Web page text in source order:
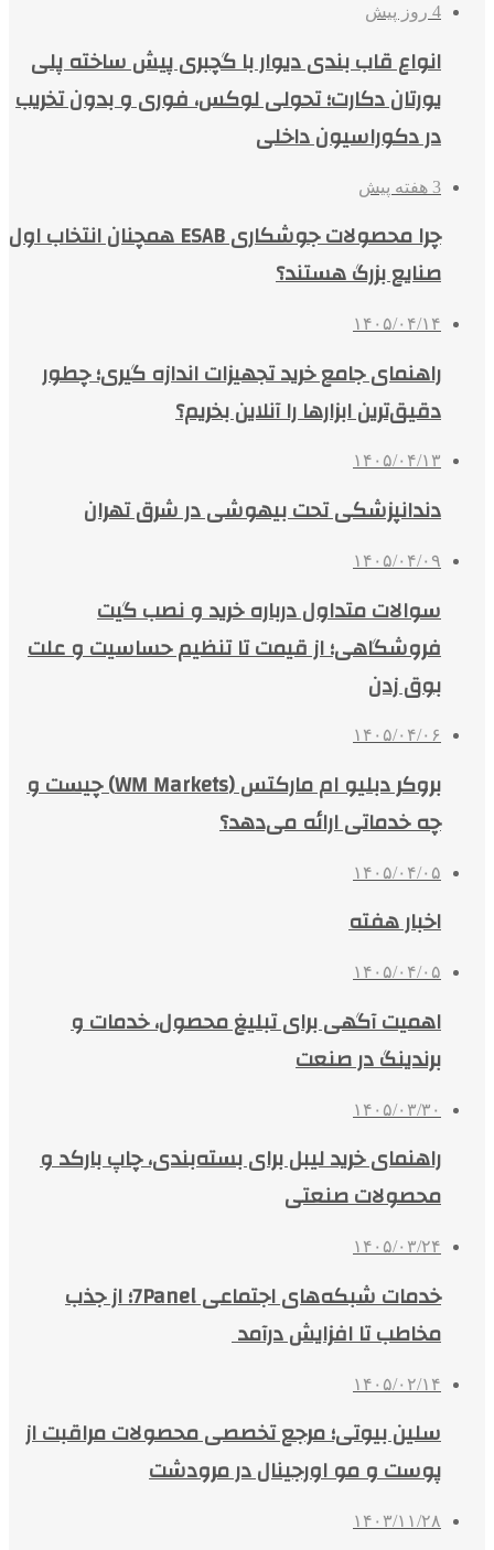
4 روز پیش
انواع قاب بندی دیوار با گچبری پیش ساخته پلی
یورتان دکارت؛ تحولی لوکس، فوری و بدون تخریب
در دکوراسیون داخلی
3 هفته پیش
چرا محصولات جوشکاری ESAB همچنان انتخاب اول
صنایع بزرگ هستند؟
۱۴۰۵/۰۴/۱۴
راهنمای جامع خرید تجهیزات اندازه گیری؛ چطور
دقیق‌ترین ابزارها را آنلاین بخریم؟
۱۴۰۵/۰۴/۱۳
دندانپزشکی تحت بیهوشی در شرق تهران
۱۴۰۵/۰۴/۰۹
سوالات متداول درباره خرید و نصب گیت
فروشگاهی؛ از قیمت تا تنظیم حساسیت و علت
بوق زدن
۱۴۰۵/۰۴/۰۶
بروکر دبلیو ام مارکتس (WM Markets) چیست و
چه خدماتی ارائه می‌دهد؟
۱۴۰۵/۰۴/۰۵
اخبار هفته
۱۴۰۵/۰۴/۰۵
اهمیت آگهی برای تبلیغ محصول، خدمات و
برندینگ در صنعت
۱۴۰۵/۰۳/۳۰
راهنمای خرید لیبل برای بسته‌بندی، چاپ بارکد و
محصولات صنعتی
۱۴۰۵/۰۳/۲۴
خدمات شبکه‌های اجتماعی 7Panel؛ از جذب
مخاطب تا افزایش درآمد
۱۴۰۵/۰۲/۱۴
سلین بیوتی؛ مرجع تخصصی محصولات مراقبت از
پوست و مو اورجینال در مرودشت
۱۴۰۳/۱۱/۲۸